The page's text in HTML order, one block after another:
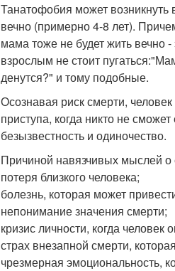
Танатофобия может возникнуть
вечно (примерно 4-8 лет).
мама тоже не будет жить вечно
взрослым не стоит
денутся?" и тому подобные.
Осознавая риск смерти,
приступа, когда никто не
безызвестность и одиночество.
Причиной навязчивых мыслей о
потеря близкого человека;
болезнь, которая может
непонимание значения смерти;
кризис личности, когда
страх внезапной смерти,
чрезмерная эмоциональность,